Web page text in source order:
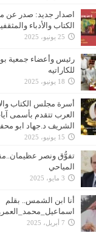
اصدار جديد: صدر
الكتاب والأدباء
25 يونيو، 2025
رئيس وأعضاء جمعية
للكاراتيه
18 يونيو، 2025
أسرة مجلس الكتاب
العرب تتقدم بأسمى
الشريف د.جهاد ابو
15 يونيو، 2025
تفوُّق ونصر
المياحي
3 مايو، 2025
أنا ابن الشمس.. بقلم
7 أبريل، 2025